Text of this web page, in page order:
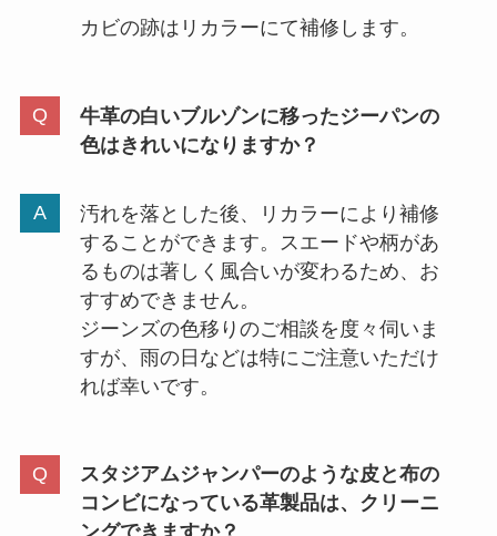
カビの跡はリカラーにて補修します。
牛革の白いブルゾンに移ったジーパンの
色はきれいになりますか？
汚れを落とした後、リカラーにより補修
することができます。スエードや柄があ
るものは著しく風合いが変わるため、お
すすめできません。
ジーンズの色移りのご相談を度々伺いま
すが、雨の日などは特にご注意いただけ
れば幸いです。
スタジアムジャンパーのような皮と布の
コンビになっている革製品は、クリーニ